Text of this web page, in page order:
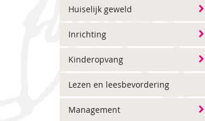
Huiselijk geweld
Inrichting
Kinderopvang
Lezen en leesbevordering
Management